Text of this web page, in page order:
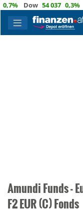
Dow 54 037 0,3%
Amundi Funds -
F2 EUR (C) Fonds